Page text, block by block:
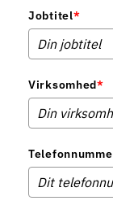
Jobtitel*
Virksomhed*